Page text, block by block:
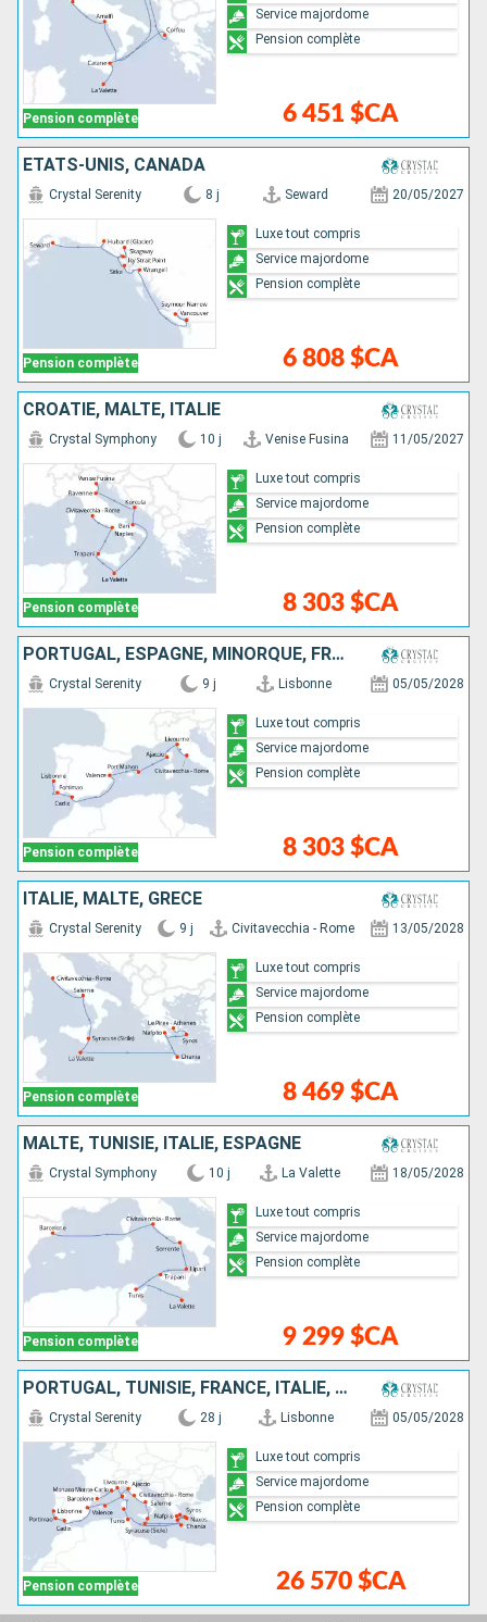
Pension complète 6 451 $CA
Service majordome
Pension complète
ÉTATS-UNIS, CANADA
Pension complète
Crystal Serenity 8 j Seward 20/05/2027
6 808 $CA
Luxe tout compris
Service majordome
Pension complète
CROATIE, MALTE, ITALIE
Pension complète
Crystal Symphony 10 j Venise Fusina 11/05/2027
8 303 $CA
Luxe tout compris
Service majordome
Pension complète
PORTUGAL, ESPAGNE, MINORQUE, FRANCE, ITALIE
Pension complète
Crystal Serenity 9 j Lisbonne 05/05/2028
8 303 $CA
Luxe tout compris
Service majordome
Pension complète
ITALIE, MALTE, GRÈCE
Pension complète
Crystal Serenity 9 j Civitavecchia - Rome 13/05/2028
8 469 $CA
Luxe tout compris
Service majordome
Pension complète
MALTE, TUNISIE, ITALIE, ESPAGNE
Pension complète
Crystal Symphony 10 j La Valette 18/05/2028
9 299 $CA
Luxe tout compris
Service majordome
Pension complète
PORTUGAL, TUNISIE, FRANCE, ITALIE, MINORQUE, GRÈCE, MONACO, ESPAGNE, MALTE
Pension complète
Crystal Serenity 28 j Lisbonne 05/05/2028
26 570 $CA
Luxe tout compris
Service majordome
Pension complète